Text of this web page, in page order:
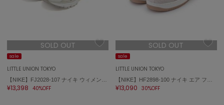
SOLD OUT
sale
LITTLE UNION TOKYO
¥13,398 40%OFF
SOLD OUT
sale
LITTLE UNION TOKYO
¥13,090 30%OFF